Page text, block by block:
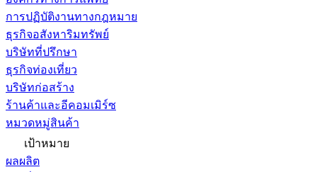
การปฏิบัติงานทางกฎหมาย
ธุรกิจอสังหาริมทรัพย์
บริษัทที่ปรึกษา
ธุรกิจท่องเที่ยว
บริษัทก่อสร้าง
ร้านค้าและอีคอมเมิร์ซ
หมวดหมู่สินค้า
เป้าหมาย
ผลผลิต